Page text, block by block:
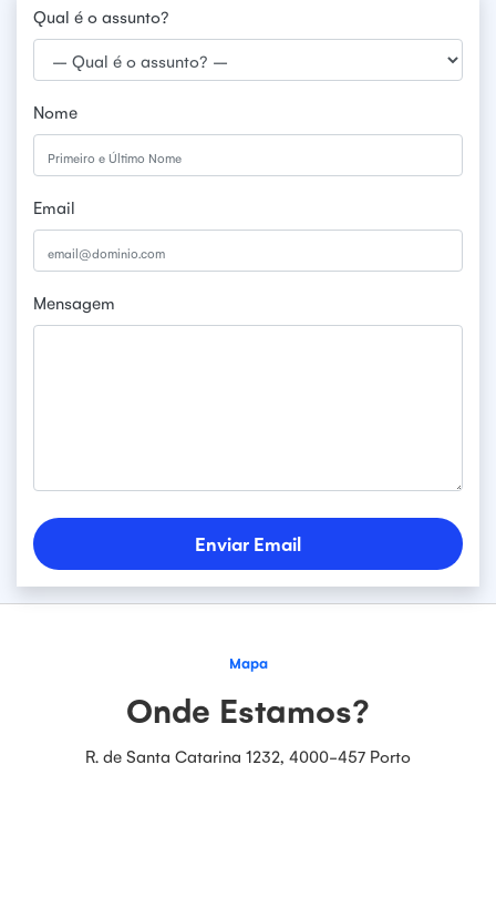
Responderemos o mais brevemente possível.
Qual é o assunto?
Nome
Email
Mensagem
Enviar Email
Mapa
Onde Estamos?
R. de Santa Catarina 1232, 4000-457 Porto